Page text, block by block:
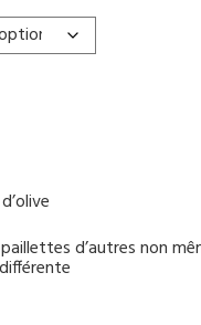
d’autres non